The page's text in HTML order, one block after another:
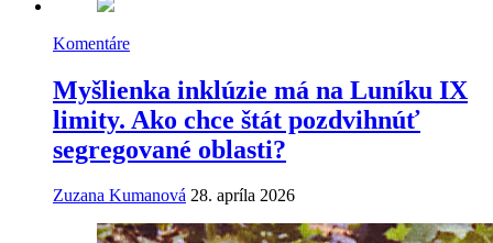
Komentáre
Myšlienka inklúzie má na Luníku IX
limity. Ako chce štát pozdvihnúť
segregované oblasti?
Zuzana Kumanová 28. apríla 2026